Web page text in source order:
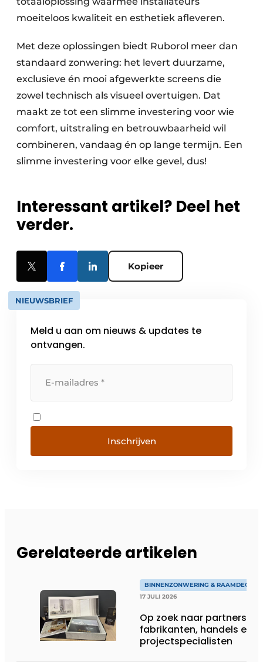
moeiteloos kwaliteit en esthetiek afleveren.
Met deze oplossingen biedt Ruborol meer dan
standaard zonwering: het levert duurzame,
exclusieve én mooi afgewerkte screens die
zowel technisch als visueel overtuigen. Dat
maakt ze tot een slimme investering voor wie
comfort, uitstraling en betrouwbaarheid wil
combineren, vandaag én op lange termijn. Een
slimme investering voor elke gevel, dus!
Interessant artikel? Deel het
verder.
Kopieer
NIEUWSBRIEF
Meld u aan om nieuws & updates te
ontvangen.
Inschrijven
Gerelateerde artikelen
BINNENZONWERING &
17 JULI 2026
Op zoek naar partners:
fabrikanten, handels en
projectspecialisten